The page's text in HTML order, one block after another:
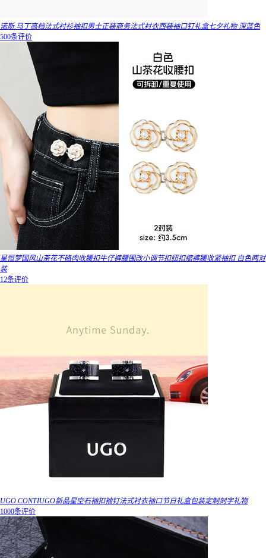
诺斯.马丁高档法式衬衫袖扣男士正装商务法式衬衣西装袖口钉礼盒七夕礼物 深蓝色
500条评价
星恒梦国风山茶花不硌肉收腰扣牛仔裤腰围改小调节扣纽扣缩裤腰收紧袖扣 白色两对
装
12条评价
UGO CONTIUGO新品星空石袖扣袖钉法式衬衣袖口节日礼盒包装定制刻字礼物
1000条评价